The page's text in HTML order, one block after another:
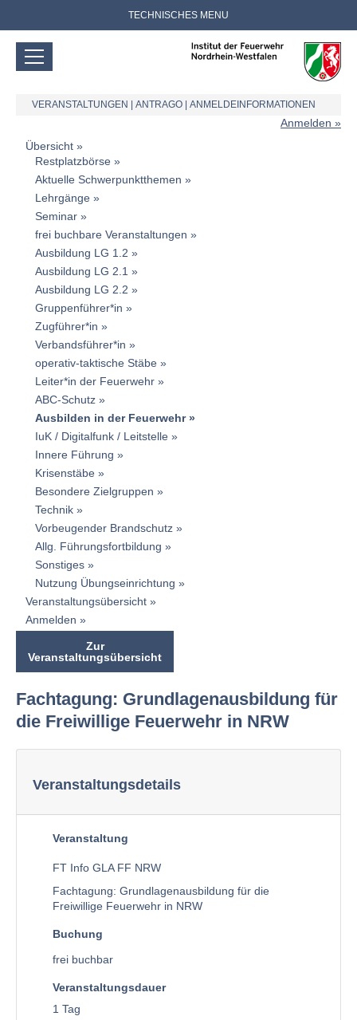
TECHNISCHES MENU
VERANSTALTUNGEN ANTRAGO ANMELDEINFORMATIONEN
Anmelden
Übersicht
Restplatzbörse
Aktuelle Schwerpunktthemen
Lehrgänge
Seminar
frei buchbare Veranstaltungen
Ausbildung LG 1.2
Ausbildung LG 2.1
Ausbildung LG 2.2
Gruppenführer*in
Zugführer*in
Verbandsführer*in
operativ-taktische Stäbe
Leiter*in der Feuerwehr
ABC-Schutz
Ausbilden in der Feuerwehr
IuK / Digitalfunk / Leitstelle
Innere Führung
Krisenstäbe
Besondere Zielgruppen
Technik
Vorbeugender Brandschutz
Allg. Führungsfortbildung
Sonstiges
Nutzung Übungseinrichtung
Veranstaltungsübersicht
Anmelden
Zur
Veranstaltungsübersicht
Fachtagung: Grundlagenausbildung für
die Freiwillige Feuerwehr in NRW
Veranstaltungsdetails
Veranstaltung
FT Info GLA FF NRW
Fachtagung: Grundlagenausbildung für die
Freiwillige Feuerwehr in NRW
Buchung
frei buchbar
Veranstaltungsdauer
1 Tag